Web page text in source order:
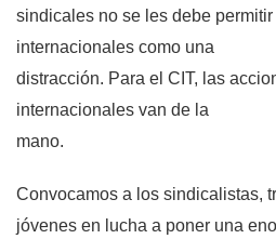
sindicales no se les debe
internacionales como una
distracción. Para el CIT, las
internacionales van de la
mano.
Convocamos a los sindicalistas,
jóvenes en lucha a poner una